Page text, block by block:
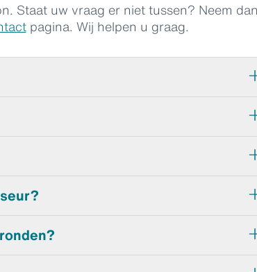
. Staat uw vraag er niet tussen? Neem dan
pagina. Wij helpen u graag.
account aan
om in te kunnen loggen op uw